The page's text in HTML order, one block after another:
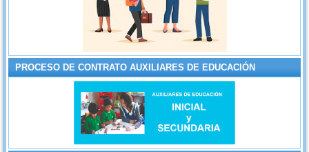
PROCESO DE CONTRATO AUXILIARES DE EDUCACIÓN